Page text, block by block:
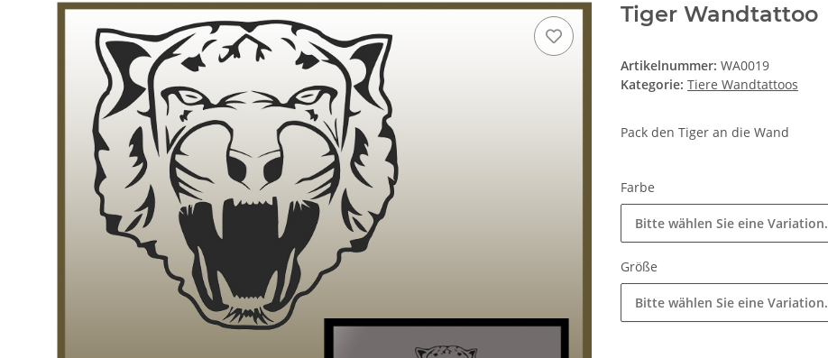
Tiger Wandtattoo
Artikelnummer: WA0019
Kategorie: Tiere Wandtattoos
Pack den Tiger an die Wand
Farbe
Bitte wählen Sie eine Variation.
Größe
Bitte wählen Sie eine Variation.